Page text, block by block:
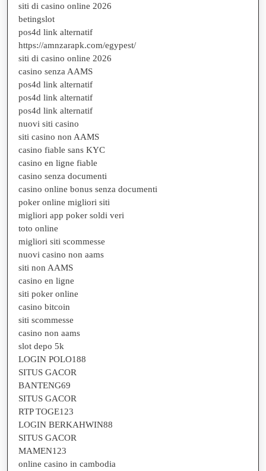
siti di casino online 2026
betingslot
pos4d link alternatif
https://amnzarapk.com/egypest/
siti di casino online 2026
casino senza AAMS
pos4d link alternatif
pos4d link alternatif
pos4d link alternatif
nuovi siti casino
siti casino non AAMS
casino fiable sans KYC
casino en ligne fiable
casino senza documenti
casino online bonus senza documenti
poker online migliori siti
migliori app poker soldi veri
toto online
migliori siti scommesse
nuovi casino non aams
siti non AAMS
casino en ligne
siti poker online
casino bitcoin
siti scommesse
casino non aams
slot depo 5k
LOGIN POLO188
SITUS GACOR
BANTENG69
SITUS GACOR
RTP TOGE123
LOGIN BERKAHWIN88
SITUS GACOR
MAMEN123
online casino in cambodia